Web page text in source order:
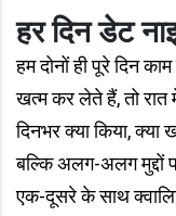
हर दिन डेट
हम दोनों ही पूरे दिन
खत्‍म कर लेते हैं, तो रात
दिनभर क्‍या किया,
बल्कि अलग-अलग मुद्दों
एक-दूसरे के साथ